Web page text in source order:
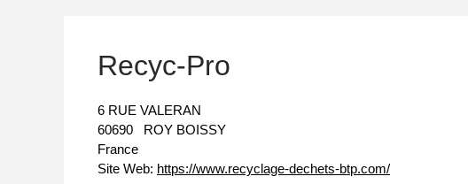
Recyc-Pro
6 RUE VALERAN
60690
ROY BOISSY
France
Site Web: https://www.recyclage-dechets-btp.com/